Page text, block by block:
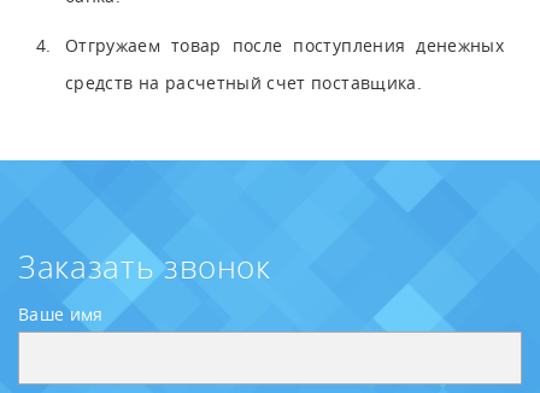
Отгружаем товар после поступления денежных
средств на расчетный счет поставщика.
Заказать звонок
Ваше имя